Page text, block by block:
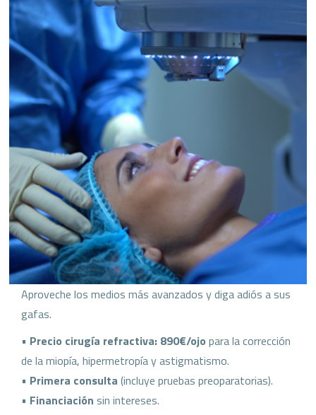
Aproveche los medios más avanzados y diga adiós a sus
gafas.
• Precio cirugía refractiva: 890€/ojo para la corrección
de la miopía, hipermetropía y astigmatismo.
• Primera consulta (incluye pruebas preoparatorias).
• Financiación sin intereses.